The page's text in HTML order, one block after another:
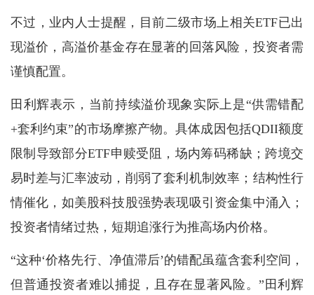
不过，业内人士提醒，目前二级市场上相关ETF已出
现溢价，高溢价基金存在显著的回落风险，投资者需
谨慎配置。
田利辉表示，当前持续溢价现象实际上是“供需错配
+套利约束”的市场摩擦产物。具体成因包括QDII额度
限制导致部分ETF申赎受阻，场内筹码稀缺；跨境交
易时差与汇率波动，削弱了套利机制效率；结构性行
情催化，如美股科技股强势表现吸引资金集中涌入；
投资者情绪过热，短期追涨行为推高场内价格。
“这种‘价格先行、净值滞后’的错配虽蕴含套利空间，
但普通投资者难以捕捉，且存在显著风险。”田利辉